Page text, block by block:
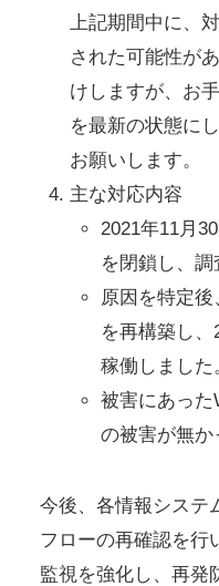
上記期間中に、
された可能性が
けしますが、お
を最新の状態に
お願いします。
主な対応内容
2021年11月
を閉鎖し、調
原因を特定後
を再構築し
稼働しました
被害にあった
の被害が無か
今後、各情報システ
フローの再確認を行
監視を強化し、再発